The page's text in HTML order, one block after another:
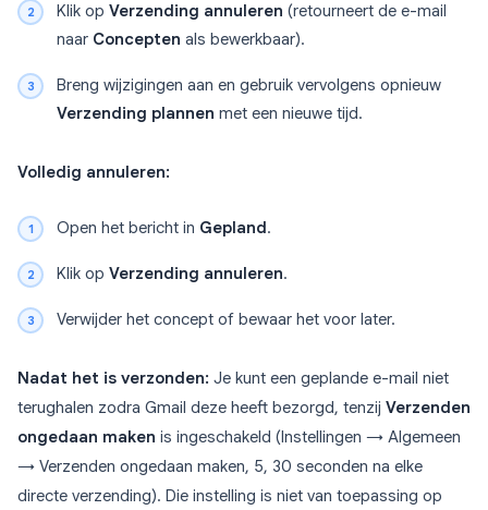
Klik op Verzending annuleren (retourneert de e-mail
naar Concepten als bewerkbaar).
Breng wijzigingen aan en gebruik vervolgens opnieuw
Verzending plannen met een nieuwe tijd.
Volledig annuleren:
Open het bericht in Gepland .
Klik op Verzending annuleren.
Verwijder het concept of bewaar het voor later.
Nadat het is verzonden: Je kunt een geplande e-mail niet
terughalen zodra Gmail deze heeft bezorgd, tenzij Verzenden
ongedaan maken is ingeschakeld (Instellingen → Algemeen
→ Verzenden ongedaan maken, 5, 30 seconden na elke
directe verzending). Die instelling is niet van toepassing op